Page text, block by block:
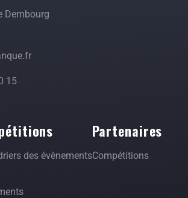
Dembourg
15
des évènements
Partenaires
Compétitions